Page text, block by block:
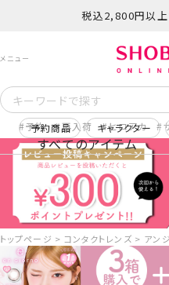
税込2,800円以
予約 再入荷 ヒロアカ
すべてのアイテム
予約商品 キャラクター
トップページ コンタクトレンズ アン